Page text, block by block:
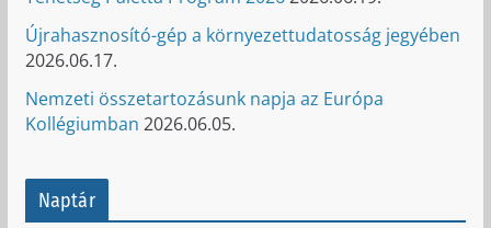
Újrahasznosító-gép a környezettudatosság jegyében
2026.06.17.
Nemzeti összetartozásunk napja az Európa
Kollégiumban 2026.06.05.
Naptár